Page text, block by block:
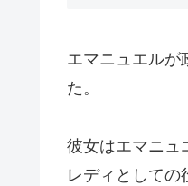
エマニュエルが
た。
彼女はエマニュ
レディとしての